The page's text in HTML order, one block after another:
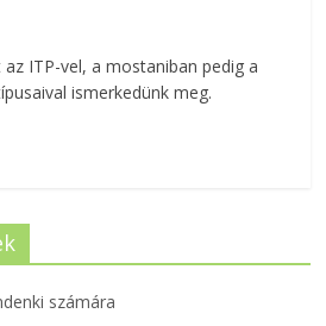
ITP-vel, a mostaniban pedig a
ismerkedünk meg.
számára